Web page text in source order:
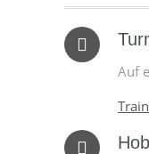
Auf